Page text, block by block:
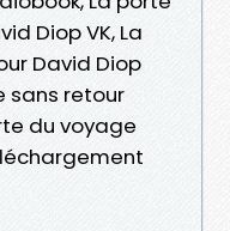
Diop VK, La
David Diop
sans retour
du voyage